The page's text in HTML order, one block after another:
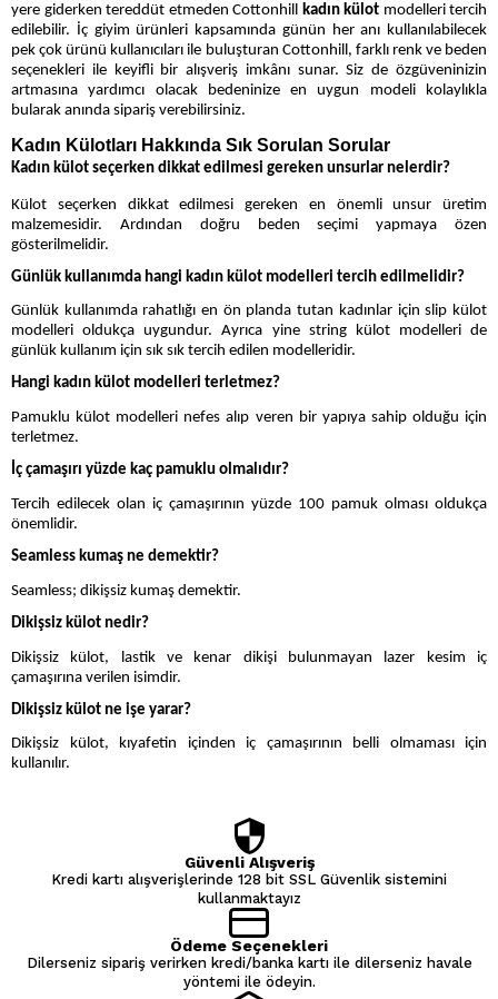
yere giderken tereddüt etmeden Cottonhill
kadın külot modelleri tercih
edilebilir. İç giyim ürünleri kapsamında günün her anı kullanılabilecek
pek çok ürünü kullanıcıları ile buluşturan Cottonhill, farklı renk ve beden
seçenekleri ile keyifli bir alışveriş imkânı sunar. Siz de özgüveninizin
artmasına yardımcı olacak bedeninize en uygun modeli kolaylıkla
bularak anında sipariş verebilirsiniz.
Kadın Külotları Hakkında Sık Sorulan Sorular
Kadın külot seçerken dikkat edilmesi gereken unsurlar nelerdir?
Külot seçerken dikkat edilmesi gereken en önemli unsur üretim
malzemesidir. Ardından doğru beden seçimi yapmaya özen
gösterilmelidir.
Günlük kullanımda hangi kadın külot modelleri tercih edilmelidir?
Günlük kullanımda rahatlığı en ön planda tutan kadınlar için slip külot
modelleri oldukça uygundur. Ayrıca yine string külot modelleri de
günlük kullanım için sık sık tercih edilen modelleridir.
Hangi kadın külot modelleri terletmez?
Pamuklu külot modelleri nefes alıp veren bir yapıya sahip olduğu için
terletmez.
İç çamaşırı yüzde kaç pamuklu olmalıdır?
Tercih edilecek olan iç çamaşırının yüzde 100 pamuk olması oldukça
önemlidir.
Seamless kumaş ne demektir?
Seamless; dikişsiz kumaş demektir.
Dikişsiz külot nedir?
Dikişsiz külot, lastik ve kenar dikişi bulunmayan lazer kesim iç
çamaşırına verilen isimdir.
Dikişsiz külot ne işe yarar?
Dikişsiz külot, kıyafetin içinden iç çamaşırının belli olmaması için
kullanılır.
Güvenli Alışveriş
Kredi kartı alışverişlerinde 128 bit SSL Güvenlik sistemini
kullanmaktayız
Ödeme Seçenekleri
Dilerseniz sipariş verirken kredi/banka kartı ile dilerseniz havale
yöntemi ile ödeyin.